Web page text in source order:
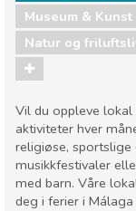
Museum & Kunst
Natur og
Vil du oppleve
aktiviteter hver
religiøse,
musikkfestivaler
med barn. Våre
deg i ferier i Málaga